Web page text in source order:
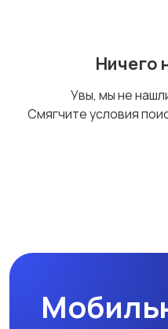
Футболки и поло
Ничего
Увы, мы не
Смягчите условия